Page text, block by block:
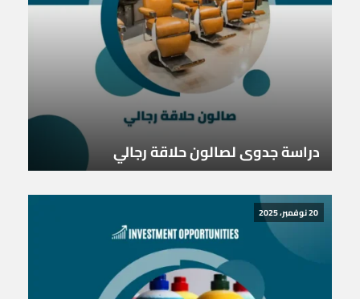
دراسة جدوى لصالون حلاقة رجالي
20 نوفمبر، 2025